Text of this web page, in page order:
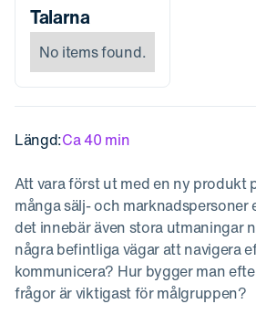
Talarna
No items found.
Längd:Ca 40 min
Att vara först ut med en ny produkt
många sälj- och marknadspersoner
det innebär även stora utmaningar
några befintliga vägar att navigera
kommunicera? Hur bygger man
frågor är viktigast för målgruppen?